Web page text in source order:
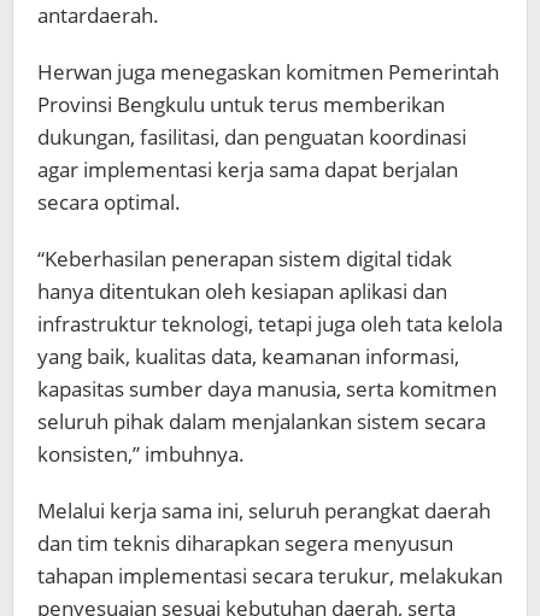
antardaerah.
Herwan juga menegaskan komitmen Pemerintah
Provinsi Bengkulu untuk terus memberikan
dukungan, fasilitasi, dan penguatan koordinasi
agar implementasi kerja sama dapat berjalan
secara optimal.
“Keberhasilan penerapan sistem digital tidak
hanya ditentukan oleh kesiapan aplikasi dan
infrastruktur teknologi, tetapi juga oleh tata kelola
yang baik, kualitas data, keamanan informasi,
kapasitas sumber daya manusia, serta komitmen
seluruh pihak dalam menjalankan sistem secara
konsisten,” imbuhnya.
Melalui kerja sama ini, seluruh perangkat daerah
dan tim teknis diharapkan segera menyusun
tahapan implementasi secara terukur, melakukan
penyesuaian sesuai kebutuhan daerah, serta